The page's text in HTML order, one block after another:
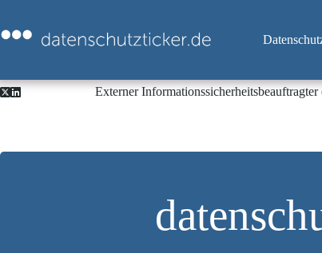
springen
Externer